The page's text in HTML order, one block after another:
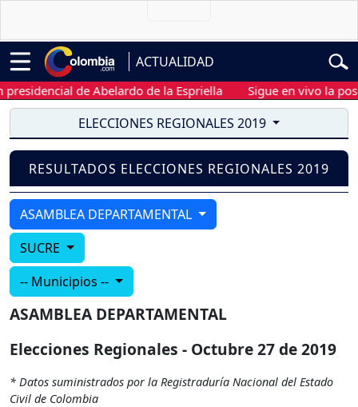
ACTUALIDAD
de Abelardo de la Espriella Sigue en vivo la
ELECCIONES REGIONALES 2019
RESULTADOS ELECCIONES REGIONALES 2019
ASAMBLEA DEPARTAMENTAL
SUCRE
-- Municipios --
ASAMBLEA DEPARTAMENTAL
Elecciones Regionales - Octubre 27 de 2019
* Datos suministrados por la Registraduría Nacional del Estado
Civil de Colombia